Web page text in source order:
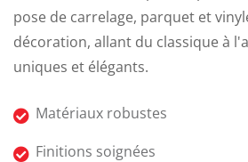
pose de carrelage, parquet et
décoration, allant du classique à
uniques et élégants.
Matériaux robustes
Finitions soignées